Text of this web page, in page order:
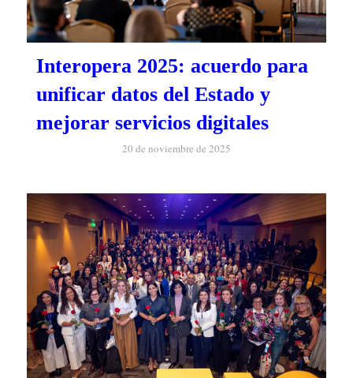
Interopera 2025: acuerdo para
unificar datos del Estado y
mejorar servicios digitales
20 de noviembre de 2025